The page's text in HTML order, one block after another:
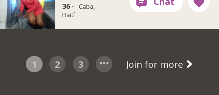
36 ·
Caba,
Haití
1 2 3 Join for more